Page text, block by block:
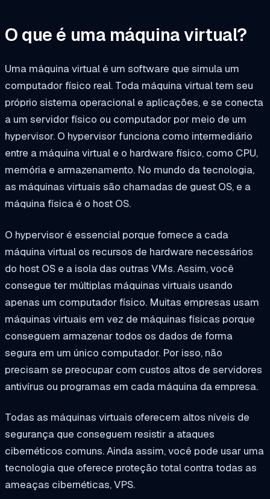
O que é uma máquina virtual?
Uma máquina virtual é um software que simula um
computador físico real. Toda máquina virtual tem seu
próprio sistema operacional e aplicações, e se conecta
a um servidor físico ou computador por meio de um
hypervisor. O hypervisor funciona como intermediário
entre a máquina virtual e o hardware físico, como CPU,
memória e armazenamento. No mundo da tecnologia,
as máquinas virtuais são chamadas de guest OS, e a
máquina física é o host OS.
O hypervisor é essencial porque fornece a cada
máquina virtual os recursos de hardware necessários
do host OS e a isola das outras VMs. Assim, você
consegue ter múltiplas máquinas virtuais usando
apenas um computador físico. Muitas empresas usam
máquinas virtuais em vez de máquinas físicas porque
conseguem armazenar todos os dados de forma
segura em um único computador. Por isso, não
precisam se preocupar com custos altos de servidores
antivírus ou programas em cada máquina da empresa.
Todas as máquinas virtuais oferecem altos níveis de
segurança que conseguem resistir a ataques
cibernéticos comuns. Ainda assim, você pode usar uma
tecnologia que oferece proteção total contra todas as
ameaças cibernéticas, VPS.